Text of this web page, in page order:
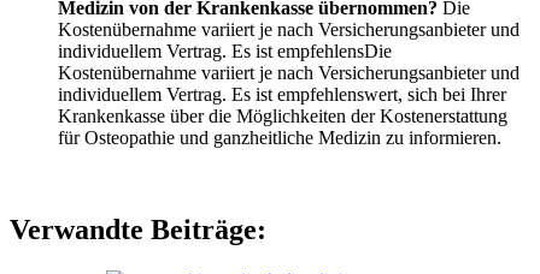
Medizin von der Krankenkasse übernommen? Die
Kostenübernahme variiert je nach Versicherungsanbieter und
individuellem Vertrag. Es ist empfehlensDie
Kostenübernahme variiert je nach Versicherungsanbieter und
individuellem Vertrag. Es ist empfehlenswert, sich bei Ihrer
Krankenkasse über die Möglichkeiten der Kostenerstattung
für Osteopathie und ganzheitliche Medizin zu informieren.
Verwandte Beiträge: